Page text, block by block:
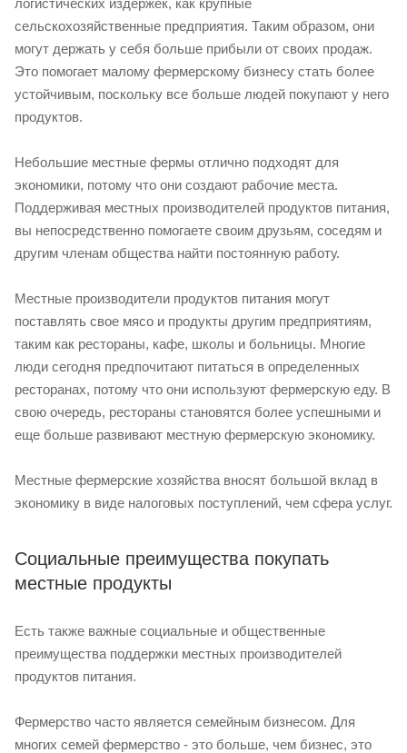
сельскохозяйственные предприятия. Таким образом, они
могут держать у себя больше прибыли от своих продаж.
Это помогает малому фермерскому бизнесу стать более
устойчивым, поскольку все больше людей покупают у него
продуктов.
Небольшие местные фермы отлично подходят для
экономики, потому что они создают рабочие места.
Поддерживая местных производителей продуктов питания,
вы непосредственно помогаете своим друзьям, соседям и
другим членам общества найти постоянную работу.
Местные производители продуктов питания могут
поставлять свое мясо и продукты другим предприятиям,
таким как рестораны, кафе, школы и больницы. Многие
люди сегодня предпочитают питаться в определенных
ресторанах, потому что они используют фермерскую еду. В
свою очередь, рестораны становятся более успешными и
еще больше развивают местную фермерскую экономику.
Местные фермерские хозяйства вносят большой вклад в
экономику в виде налоговых поступлений, чем сфера услуг.
Социальные преимущества покупать
местные продукты
Есть также важные социальные и общественные
преимущества поддержки местных производителей
продуктов питания.
Фермерство часто является семейным бизнесом. Для
многих семей фермерство - это больше, чем бизнес, это